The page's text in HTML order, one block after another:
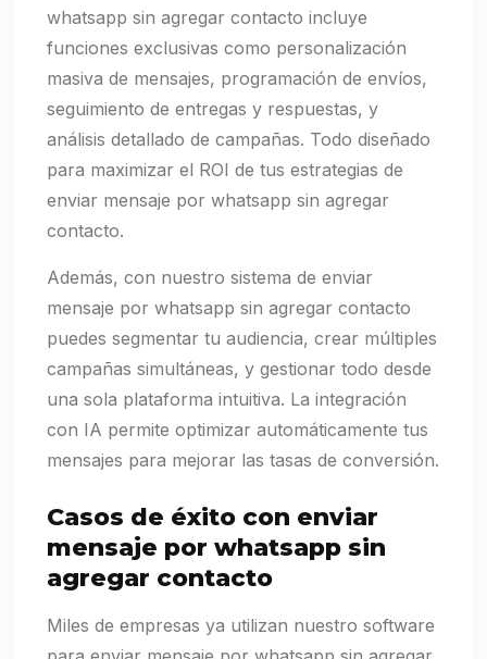
whatsapp sin agregar contacto incluye
funciones exclusivas como personalización
masiva de mensajes, programación de envíos,
seguimiento de entregas y respuestas, y
análisis detallado de campañas. Todo diseñado
para maximizar el ROI de tus estrategias de
enviar mensaje por whatsapp sin agregar
contacto.
Además, con nuestro sistema de enviar
mensaje por whatsapp sin agregar contacto
puedes segmentar tu audiencia, crear múltiples
campañas simultáneas, y gestionar todo desde
una sola plataforma intuitiva. La integración
con IA permite optimizar automáticamente tus
mensajes para mejorar las tasas de conversión.
Casos de éxito con enviar
mensaje por whatsapp sin
agregar contacto
Miles de empresas ya utilizan nuestro software